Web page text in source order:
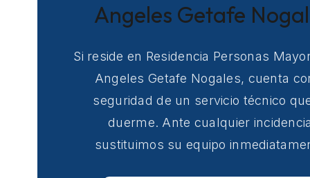
Angeles Getafe
Si reside en Residencia Personas
Angeles Getafe Nogales, cuenta
seguridad de un servicio técnico
duerme. Ante cualquier
sustituimos su equipo